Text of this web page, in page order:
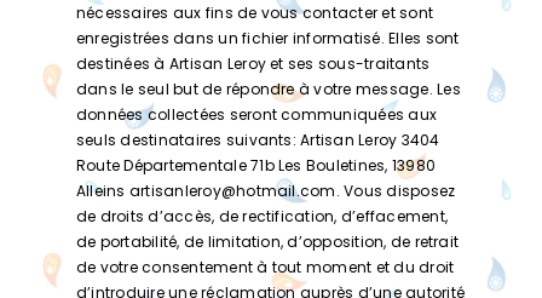
nécessaires aux fins de vous contacter et sont
enregistrées dans un fichier informatisé. Elles sont
destinées à Artisan Leroy et ses sous-traitants
dans le seul but de répondre à votre message. Les
données collectées seront communiquées aux
seuls destinataires suivants: Artisan Leroy 3404
Route Départementale 71b Les Bouletines, 13980
Alleins artisanleroy@hotmail.com. Vous disposez
de droits d’accès, de rectification, d’effacement,
de portabilité, de limitation, d’opposition, de retrait
de votre consentement à tout moment et du droit
d’introduire une réclamation auprès d’une autorité